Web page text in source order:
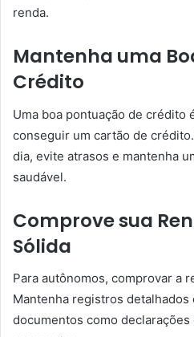
renda.
Mantenha uma
Crédito
Uma boa pontuação de crédito
conseguir um cartão de
dia, evite atrasos e mantenha
saudável.
Comprove sua
Sólida
Para autônomos, comprovar a
Mantenha registros
documentos como